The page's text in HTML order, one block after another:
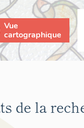
Vue
cartographique
de la